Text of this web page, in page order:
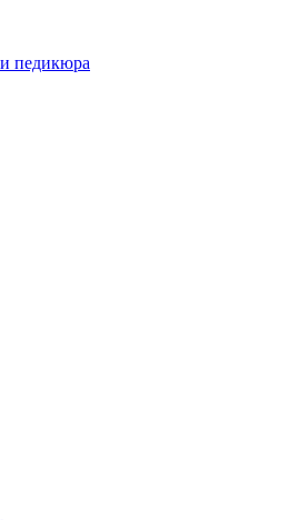
педикюра